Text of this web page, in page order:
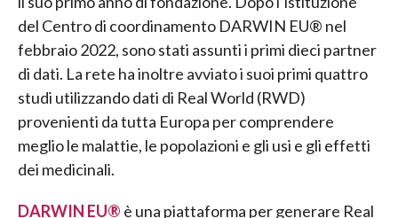
del Centro di coordinamento DARWIN EU® nel
febbraio 2022, sono stati assunti i primi dieci partner
di dati. La rete ha inoltre avviato i suoi primi quattro
studi utilizzando dati di Real World (RWD)
provenienti da tutta Europa per comprendere
meglio le malattie, le popolazioni e gli usi e gli effetti
dei medicinali.
DARWIN EU® è una piattaforma per generare Real